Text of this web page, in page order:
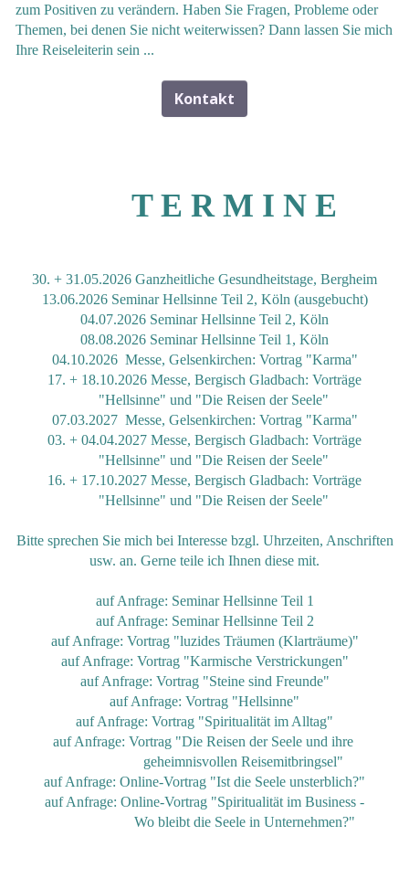
zum Positiven zu verändern. Haben Sie Fragen, Probleme oder
Themen, bei denen Sie nicht weiterwissen? Dann lassen Sie mich
Ihre Reiseleiterin sein ...
Kontakt
T E R M I N E
30. + 31.05.2026 Ganzheitliche Gesundheitstage, Bergheim
13.06.2026 Seminar Hellsinne Teil 2, Köln (ausgebucht)
04.07.2026 Seminar Hellsinne Teil 2, Köln
08.08.2026 Seminar Hellsinne Teil 1, Köln
04.10.2026 Messe, Gelsenkirchen: Vortrag "Karma"
17. + 18.10.2026 Messe, Bergisch Gladbach: Vorträge
"Hellsinne" und "Die Reisen der Seele"
07.03.2027 Messe, Gelsenkirchen: Vortrag "Karma"
03. + 04.04.2027 Messe, Bergisch Gladbach: Vorträge
"Hellsinne" und "Die Reisen der Seele"
16. + 17.10.2027 Messe, Bergisch Gladbach: Vorträge
"Hellsinne" und "Die Reisen der Seele"
Bitte sprechen Sie mich bei Interesse bzgl. Uhrzeiten, Anschriften
usw. an. Gerne teile ich Ihnen diese mit.
auf Anfrage: Seminar Hellsinne Teil 1
auf Anfrage: Seminar Hellsinne Teil 2
auf Anfrage: Vortrag "luzides Träumen (Klarträume)"
auf Anfrage: Vortrag "Karmische Verstrickungen"
auf Anfrage: Vortrag "Steine sind Freunde"
auf Anfrage: Vortrag "Hellsinne"
auf Anfrage: Vortrag "Spiritualität im Alltag"
auf Anfrage: Vortrag "Die Reisen der Seele und ihre
geheimnisvollen Reisemitbringsel"
auf Anfrage: Online-Vortrag "Ist die Seele unsterblich?"
auf Anfrage: Online-Vortrag "Spiritualität im Business -
Wo bleibt die Seele in Unternehmen?"